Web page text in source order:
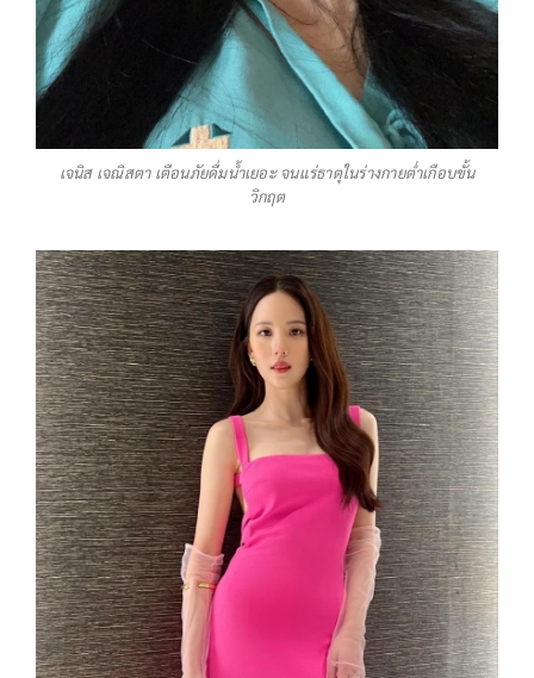
เจนิส เจณิสตา เตือนภัยดื่มน้ำเยอะ จนแร่ธาตุในร่างกายต่ำเกือบขั้น
วิกฤต